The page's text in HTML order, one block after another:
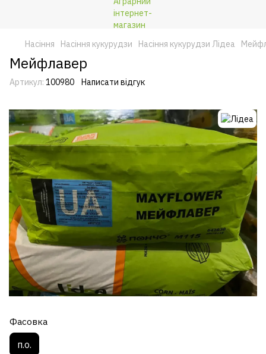
Насіння Насіння кукурудзи Насіння кукурудзи Лідеа
Мейфлавер
Артикул: 100980 Написати відгук
Фасовка
п.о.